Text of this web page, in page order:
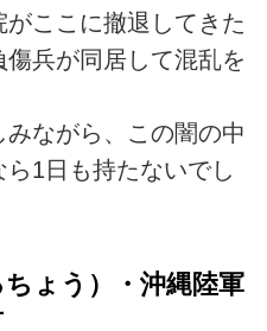
ここに撤退してきた
兵が同居して混乱を
ながら、この闇の中
1日も持たないでし
ょう）・沖縄陸軍